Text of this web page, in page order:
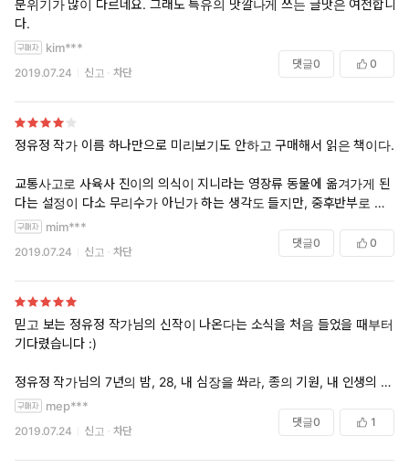
분위기가 많이 다르네요. 그래도 특유의 맛깔나게 쓰는 글맛은 여전합니
다.
kim***
2019.07.24 신고 차단
댓글0 0
정유정 작가 이름 하나만으로 미리보기도 안하고 구매해서 읽은 책이다.
교통사고로 사육사 진이의 의식이 지니라는 영장류 동물에 옮겨가게 된
다는 설정이 다소 무리수가 아닌가 하는 생각도 들지만, 중후반부로 갈수
록 작가 특유의 흡인력으로 속도를 낼 수 있었다.
<7년의 밤>, <종의 기원>과 같은 전작의 어두운 플롯이 주는 불편함과
달리, 책을 덮었을 때는 삶에 대한 고찰, 살아 있는 것들에 대한 사랑을 느
끼며 가슴이 뭉클해지기도 한다.
하지만 일부 SF적 설정으로 인해 이 맛도 저 맛도 아닌 애매함이 있고,
름을 방해했다.
어울리지 않은 옷을 입고 있는 작가를 보는 듯한 느낌아 아쉽다.
mim***
2019.07.24 신고 차단
댓글0 0
믿고 보는 정유정 작가님의 신작이 나온다는 소식을 처음 들었을 때부터
기다렸습니다 :)
정유정 작가님의 7년의 밤, 28, 내 심장을 쏴라, 종의 기원, 내 인생의 스
프링캠프를 모두 읽어 봤는데 작가님의 뛰어난 인물, 심리 묘사와 참신한
소재, 세심하고 자세하게 짜여진 스토리에 매번 감탄했고 저 자신의 인생
을 돌아보게 하는 작품이라 마음에 잘 새겨 두고 있었는데 이번 신작도 전
작들에 못지 않은 필력으로 큰 감동을 받았습니다. 특유의 짧은 문체와 정
mep***
2019.07.24 신고 차단
댓글0 1